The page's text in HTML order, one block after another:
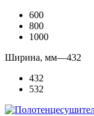
600
800
1000
Ширина, мм—432
432
532